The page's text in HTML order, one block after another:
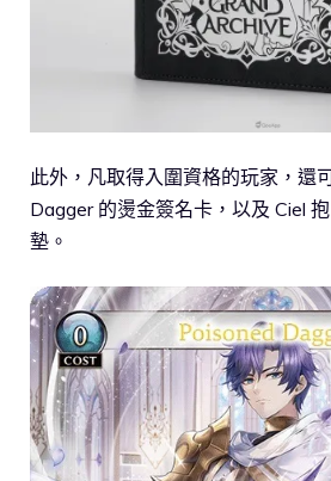
此外，凡取得入圍資格的玩家，還
Dagger 的燙金簽名卡，以及 Ciel
墊。